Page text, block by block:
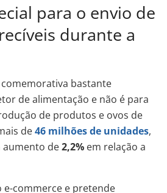
para o envio de
durante a
bastante
de alimentação e não é para
de produtos e ovos de
de46 milhões de unidades,
aumento de2,2% em relação a
e-commerce e pretende